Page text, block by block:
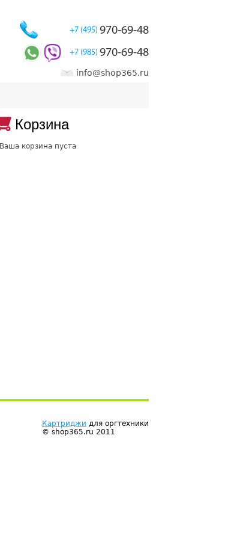
+7 (495) 970-69-48
+7 (985) 970-69-48
info@shop365.ru
Корзина
Ваша корзина пуста
Картриджи для оргтехники
© shop365.ru 2011